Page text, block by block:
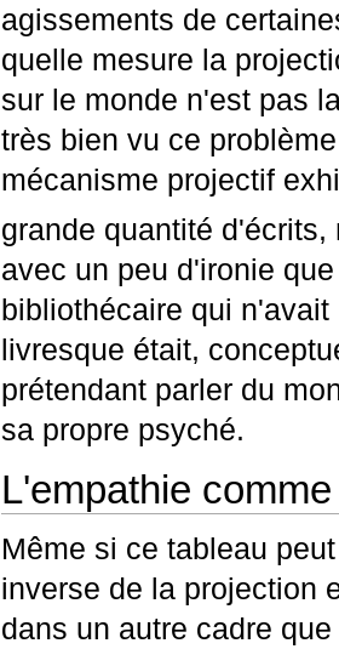
agissements de
quelle mesure la
sur le monde n'est pas
très bien vu ce
mécanisme projectif
grande quantité
avec un peu d'ironie
bibliothécaire qui
livresque était,
prétendant parler du
sa propre psyché.
L'empathie
Même si ce tableau
inverse de la projection
dans un autre cadre